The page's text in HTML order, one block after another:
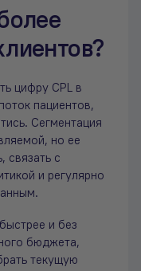
цифру CPL в
пациентов,
Сегментация
но ее
связать с
и регулярно
и без
бюджета,
текущую